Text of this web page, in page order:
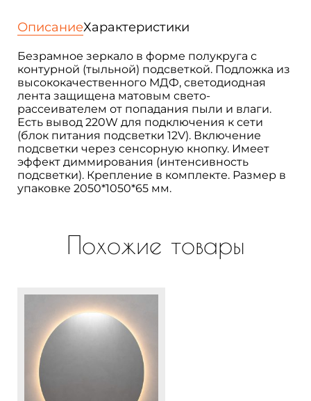
большое
200х100
с
контурной
подсветкой,
с
сенсорным
выключателем.
Hemicycle
ОписаниеХарактеристики
Безрамное зеркало в форме полукруга с
контурной (тыльной) подсветкой. Подложка из
высококачественного МДФ, светодиодная
лента защищена матовым свето-
рассеивателем от попадания пыли и влаги.
Есть вывод 220W для подключения к сети
(блок питания подсветки 12V). Включение
подсветки через сенсорную кнопку. Имеет
эффект диммирования (интенсивность
подсветки). Крепление в комплекте. Размер в
упаковке 2050*1050*65 мм.
Похожие товары